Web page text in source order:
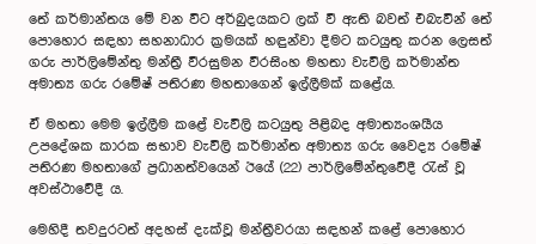
තේ කර්මාන්තය මේ වන විට අර්බුදයකට ලක් වී ඇති බවත් එබැවින් තේ
පොහොර සඳහා සහනාධාර ක්‍රමයක් හඳුන්වා දීමට කටයුතු කරන ලෙසත්
ගරු පාර්ලිමේන්තු මන්ත්‍රී වීරසුමන වීරසිංහ මහතා වැවිලි කර්මාන්ත
අමාත්‍ය ගරු රමේෂ් පතිරණ මහතාගෙන් ඉල්ලීමක් කළේය.
ඒ මහතා මෙම ඉල්ලීම කළේ වැවිලි කටයුතු පිළිබද අමාත්‍යංශයීය
උපදේශක කාරක සභාව වැවිලි කර්මාන්ත අමාත්‍ය ගරු වෛද්‍ය රමේෂ්
පතිරණ මහතාගේ ප්‍රධානත්වයෙන් ඊයේ (22) පාර්ලිමේන්තුවේදී රැස් වූ
අවස්ථාවේදී ය.
මෙහිදී තවදුරටත් අදහස් දැක්වූ මන්ත්‍රීවරයා සඳහන් කළේ පොහොර